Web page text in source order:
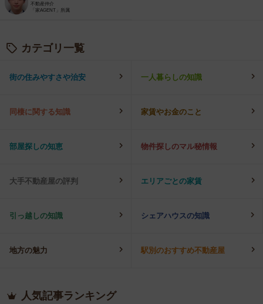
不動産仲介
「家AGENT」所属
カテゴリ一覧
街の住みやすさや治安 一人暮らしの知識
同棲に関する知識 家賃やお金のこと
部屋探しの知恵 物件探しのマル秘情報
大手不動産屋の評判 エリアごとの家賃
引っ越しの知識 シェアハウスの知識
地方の魅力 駅別のおすすめ不動産屋
人気記事ランキング